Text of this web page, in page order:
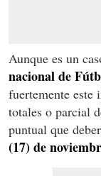
Aunque es un
nacional de
fuertemente este
totales o parcial
puntual que
(17) de